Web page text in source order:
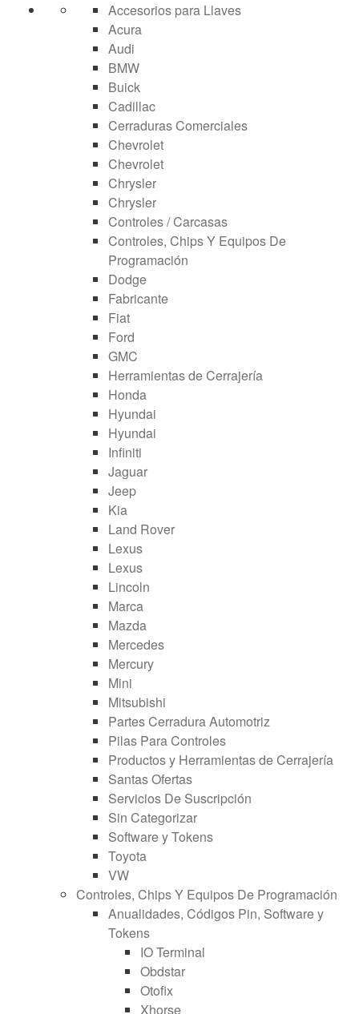
Accesorios para Llaves
Acura
Audi
BMW
Buick
Cadillac
Cerraduras Comerciales
Chevrolet
Chevrolet
Chrysler
Chrysler
Controles / Carcasas
Controles, Chips Y Equipos De
Programación
Dodge
Fabricante
Fiat
Ford
GMC
Herramientas de Cerrajería
Honda
Hyundai
Hyundai
Infiniti
Jaguar
Jeep
Kia
Land Rover
Lexus
Lexus
Lincoln
Marca
Mazda
Mercedes
Mercury
Mini
Mitsubishi
Partes Cerradura Automotriz
Pilas Para Controles
Productos y Herramientas de Cerrajería
Santas Ofertas
Servicios De Suscripción
Sin Categorizar
Software y Tokens
Toyota
VW
Controles, Chips Y Equipos De Programación
Anualidades, Códigos Pin, Software y
Tokens
IO Terminal
Obdstar
Otofix
Xhorse